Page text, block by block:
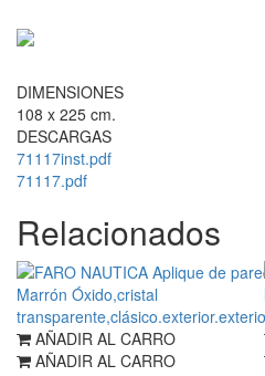
DIMENSIONES
108 x 225 cm.
DESCARGAS
71117inst.pdf
71117.pdf
Relacionados
AÑADIR AL CARRO
AÑADIR AL CARRO